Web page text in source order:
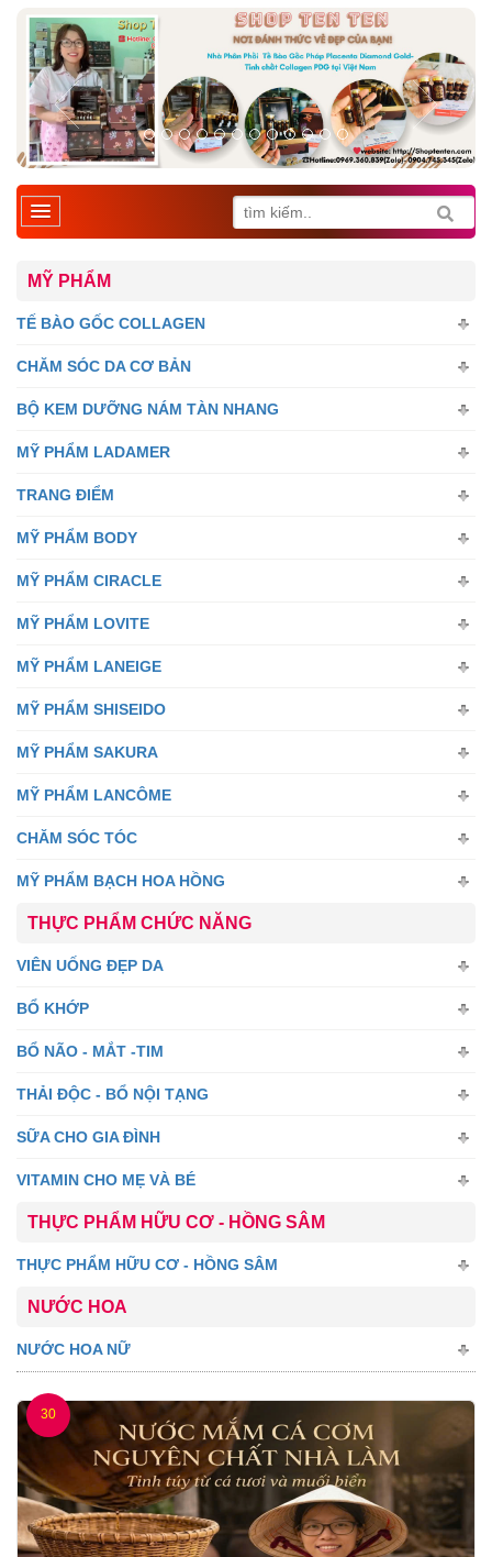
MỸ PHẨM
TẾ BÀO GỐC COLLAGEN
CHĂM SÓC DA CƠ BẢN
BỘ KEM DƯỠNG NÁM TÀN NHANG
MỸ PHẨM LADAMER
TRANG ĐIỂM
MỸ PHẨM BODY
MỸ PHẨM CIRACLE
MỸ PHẨM LOVITE
MỸ PHẨM LANEIGE
MỸ PHẨM SHISEIDO
MỸ PHẨM SAKURA
MỸ PHẨM LANCÔME
CHĂM SÓC TÓC
MỸ PHẨM BẠCH HOA HỒNG
THỰC PHẨM CHỨC NĂNG
VIÊN UỐNG ĐẸP DA
BỔ KHỚP
BỔ NÃO - MẮT -TIM
THẢI ĐỘC - BỔ NỘI TẠNG
SỮA CHO GIA ĐÌNH
VITAMIN CHO MẸ VÀ BÉ
THỰC PHẨM HỮU CƠ - HỒNG SÂM
THỰC PHẨM HỮU CƠ - HỒNG SÂM
NƯỚC HOA
NƯỚC HOA NỮ
30